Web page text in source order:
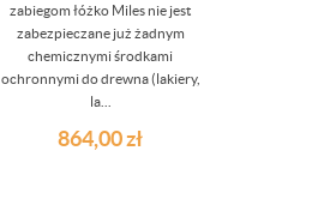
zabiegom łóżko Miles nie jest
zabezpieczane już żadnym
chemicznymi środkami
ochronnymi do drewna (lakiery,
la...
864,00zł